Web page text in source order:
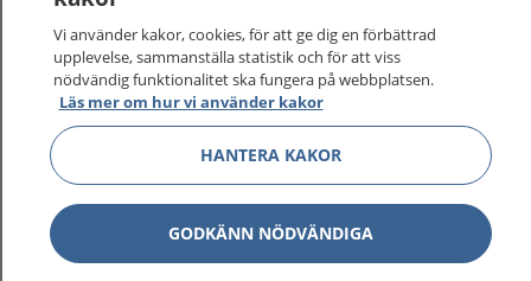
1177–tryggt om din hälsa och vård
På 1177.se får du råd om hälsa och information om
sjukdomar och vilka mottagningar du kan kontakta.
Logga in för att läsa din journal och göra dina
vårdärenden. Ring telefonnummer 1177 för
Vi använder kakor, cookies, för att ge dig en förbättrad
upplevelse, sammanställa statistik och för att viss
nödvändig funktionalitet ska fungera på webbplatsen.
Läs mer om hur vi använder kakor
HANTERA KAKOR
GODKÄNN NÖDVÄNDIGA